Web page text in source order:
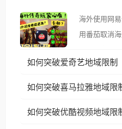
像其他音乐
仅能在中国大陆地区播放
使用番茄回
台湾、美国
权限制所困扰
海外使用网
用番茄取消海外地区限
播放”的提示语。 海外用户如香港、澳门、
国、加拿大
制问题，且仅能在
如何突破爱奇艺地域限制
如何突破喜马拉雅地域限
如何突破优酷视频地域限